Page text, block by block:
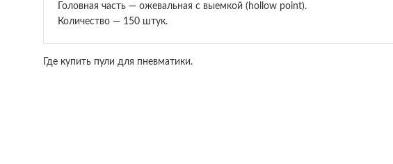
Головная часть — ожевальная с выемкой (hollow point).
Количество — 150 штук.
Где купить пули для пневматики.